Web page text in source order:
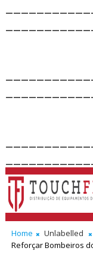
Home Unlabelled
Reforçar Bombeiros